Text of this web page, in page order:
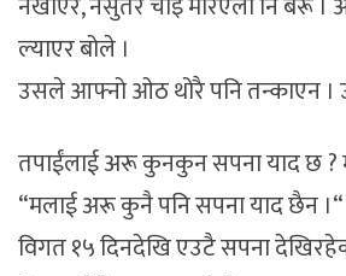
ल्याएर बोले ।
उसले आफ्नो ओठ थोरै पनि तन्काएन ।
तपाईंलाई अरू कुनकुन सपना याद छ ?
“मलाई अरू कुनै पनि सपना याद छैन
विगत १५ दिनदेखि एउटै सपना